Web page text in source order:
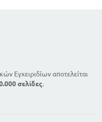
Εγχειριδίων αποτελείται
σελίδες.